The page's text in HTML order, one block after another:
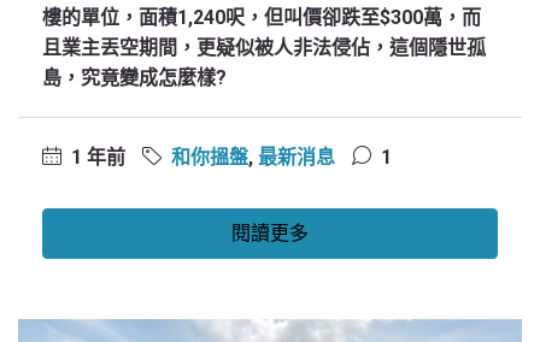
樓的單位，面積1,240呎，但叫價卻跌至$300萬，而
且業主丟空期間，更疑似被人非法侵佔，這個隱世孤
島，究竟變成怎麼樣?
1 年前 和你搵盤, 最新消息 1
閱讀更多